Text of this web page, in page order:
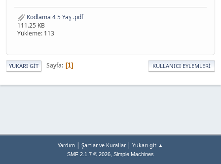
Kodlama 4 5 Yaş .pdf
111.25 KB
Yükleme: 113
YUKARI GIT Sayfa 1 KULLANICI EYLEMLERI
Yardım | Şartlar ve Kurallar| Yukarı git ▲
SMF 2.1.7 © 2026, Simple Machines